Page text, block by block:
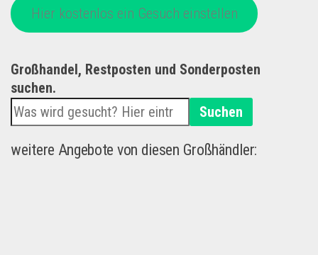
Hier kostenlos ein Gesuch einstellen
Großhandel, Restposten und Sonderposten
suchen.
Suchen
weitere Angebote von diesen Großhändler: